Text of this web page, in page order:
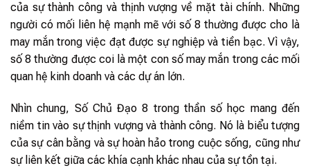
của sự thành công và thịnh vượng về mặt tài chính. Những
người có mối liên hệ mạnh mẽ với số 8 thường được cho là
may mắn trong việc đạt được sự nghiệp và tiền bạc. Vì vậy,
số 8 thường được coi là một con số may mắn trong các mối
quan hệ kinh doanh và các dự án lớn.
Nhìn chung, Số Chủ Đạo 8 trong thần số học mang đến
niềm tin vào sự thịnh vượng và thành công. Nó là biểu tượng
của sự cân bằng và sự hoàn hảo trong cuộc sống, cũng như
sự liên kết giữa các khía cạnh khác nhau của sự tồn tại.